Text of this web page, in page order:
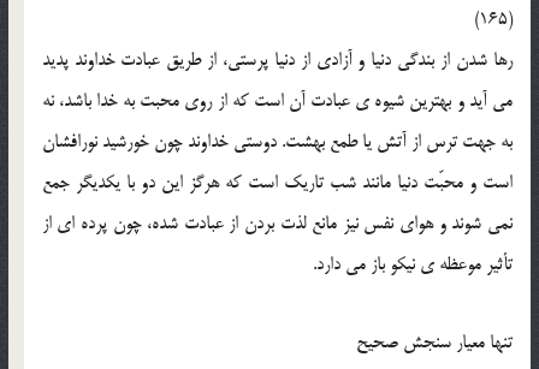
(165)
رها شدن از بندگي دنيا و آزادي از دنيا پرستي، از طريق عبادت خداوند پديد
مي آيد و بهترين شيوه ي عبادت آن است که از روي محبت به خدا باشد، نه
به جهت ترس از آتش يا طمع بهشت. دوستي خداوند چون خورشيد نورافشان
است و محبّت دنيا مانند شب تاريک است که هرگز اين دو با يکديگر جمع
نمي شوند و هواي نفس نيز مانع لذت بردن از عبادت شده، چون پرده اي از
تأثير موعظه ي نيکو باز مي دارد.
تنها معيار سنجش صحيح